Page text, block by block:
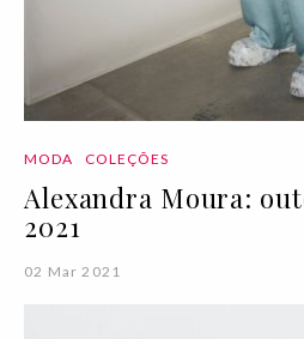
MODA COLEÇÕES
Alexandra Moura:
2021
02 Mar 2021